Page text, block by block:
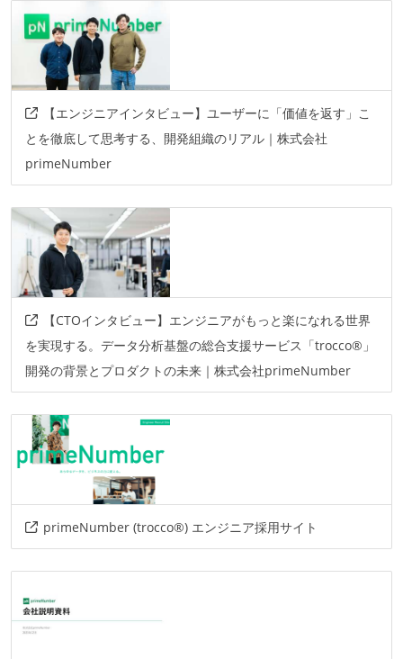
その他
ecs-fargate
eks
1password
okta github-actions
circleci
terraform
【エンジニアインタビュー】ユーザーに「価値を返す」こ
とを徹底して思考する、開発組織のリアル｜株式会社
primeNumber
【CTOインタビュー】エンジニアがもっと楽になれる世界
を実現する。データ分析基盤の総合支援サービス「trocco®」
開発の背景とプロダクトの未来｜株式会社primeNumber
primeNumber (trocco®) エンジニア採用サイト